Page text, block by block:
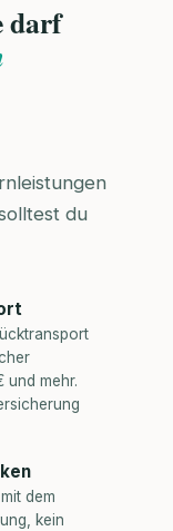
darf
du
und mehr.
dem
kein